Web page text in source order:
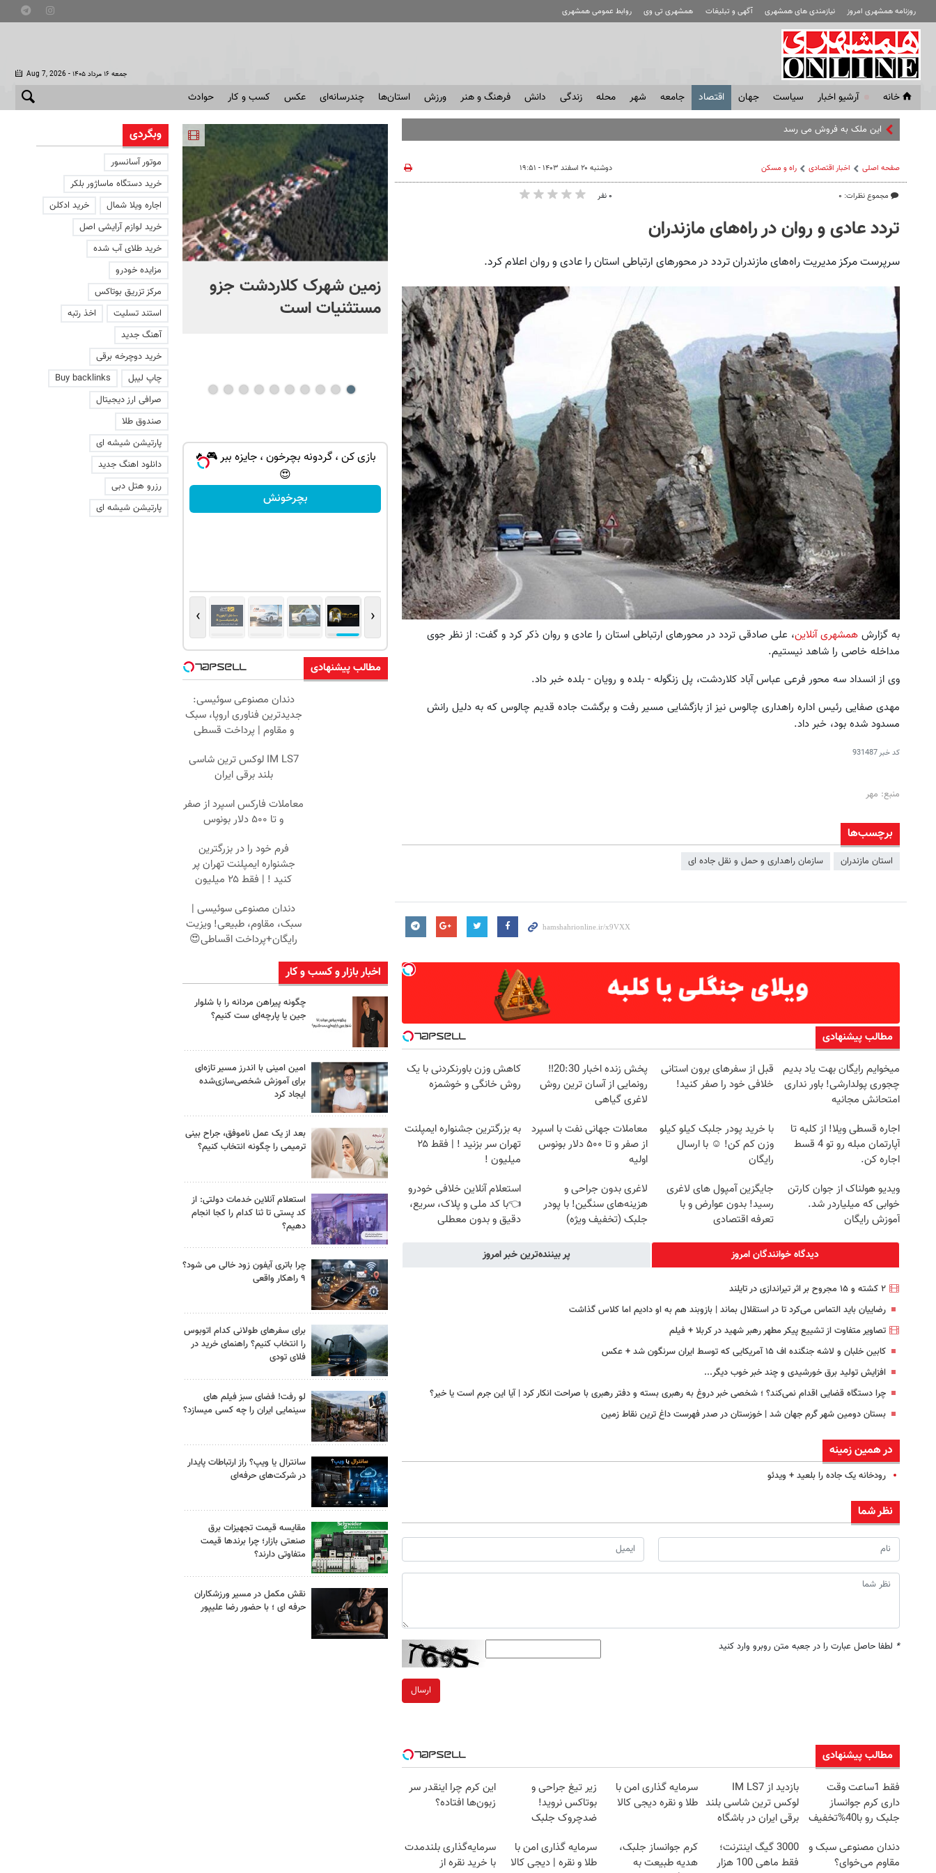
روزنامه همشهری امروز نیازمندی های همشهری آگهی و تبلیغات همشهری تی وی روابط عمومی همشهری
Aug 7, 2026 - جمعه ۱۶ مرداد ۱۴۰۵
خانه آرشیو اخبار سياست جهان اقتصاد جامعه شهر محله زندگی دانش فرهنگ و هنر ورزش استان‌ها چندرسانه‌ای عکس کسب و کار حوادث
این ملک به فروش می رسد
صفحه اصلی اخبار اقتصادی راه و مسکن
مجموع نظرات: ۰
دوشنبه ۲۰ اسفند ۱۴۰۳ - ۱۹:۵۱
۰ نفر
تردد عادی و روان در راه‌های مازندران
سرپرست مرکز مدیریت راه‌های مازندران تردد در محورهای ارتباطی استان را عادی و روان اعلام کرد.
به گزارش همشهری آنلاین، علی صادقی تردد در محورهای ارتباطی استان را عادی و روان ذکر کرد و گفت: از نظر جوی
مداخله خاصی را شاهد نیستیم.
وی از انسداد سه محور فرعی عباس آباد کلاردشت، پل زنگوله - بلده و رویان - بلده خبر داد.
مهدی صفایی رئیس اداره راهداری چالوس نیز از بازگشایی مسیر رفت و برگشت جاده قدیم چالوس که به دلیل رانش
مسدود شده بود، خبر داد.
کد خبر931487
منبع: مهر
برچسب‌ها
استان مازندران سازمان راهداری و حمل و نقل جاده ای
مطالب پیشنهادی
میخوایم رایگان بهت یاد بدیم
چجوری پولدارشی! باور نداری
امتحانش مجانیه
قبل از سفرهای برون استانی
خلافی خود را صفر کنید!
پخش زنده اخبار 20:30‼️
رونمایی از آسان ترین روش
لاغری گیاهی
کاهش وزن باورنکردنی با یک
روش خانگی و خوشمزه
اجاره‌ قسطی ویلا! از کلبه تا
آپارتمان مبله رو تو 4 قسط
اجاره کن.
با خرید پودر جلبک کیلو کیلو
وزن کم کن! ☺ با ارسال
رایگان
معاملات جهانی نفت با اسپرد
از صفر و تا ۵۰۰ دلار بونوس
اولیه
به بزرگترین جشنواره ایمپلنت
تهران سر بزنید ! | فقط ۲۵
میلیون !
ویدیو هولناک از جوان کارتن
خوابی که میلیاردر شد.
آموزش رایگان
جایگزین آمپول های لاغری
رسید! بدون عوارض و با
تعرفه اقتصادی
لاغری بدون جراحی و
هزینه‌های سنگین! با پودر
جلبک (تخفیف ویژه)
استعلام آنلاین خلافی خودرو
👈با کد ملی و پلاک، سریع،
دقیق و بدون معطلی
دیدگاه خوانندگان امروز پر بیننده‌ترین خبر امروز
۲ کشته و ۱۵ مجروح بر اثر تیراندازی در تایلند
رضاییان باید التماس می‌کرد تا در استقلال بماند | بازوبند هم به او دادیم اما کلاس گذاشت
تصاویر متفاوت از تشییع پیکر مطهر رهبر شهید در کربلا + فیلم
کابین خلبان و لاشه جنگنده اف ۱۵ آمریکایی که توسط ایران سرنگون شد + عکس
افزایش تولید برق خورشیدی و چند خبر خوب دیگر...
چرا دستگاه قضایی اقدام نمی‌کند؟ ؛ شخصی خبر دروغ به رهبری بسته و دفتر رهبری با صراحت انکار کرد | آیا این جرم است یا خیر؟
بستان دومین شهر گرم جهان شد | خوزستان در صدر فهرست داغ‌ ترین نقاط زمین
در همین زمینه
رودخانه یک جاده را بلعید + ویدئو
نظر شما
* لطفا حاصل عبارت را در جعبه متن روبرو وارد کنید
ارسال
مطالب پیشنهادی
فقط 1ساعت وقت
داری کرم جوانساز
جلبک رو با40%تخفیف
بازدید از IM LS7
لوکس ترین شاسی بلند
برقی ایران در باشگاه
سرمایه گذاری امن با
طلا و نقره دیجی کالا
زیر تیغ جراحی و
بوتاکس نروید!
ضدچروک جلبک
این کرم چرا اینقدر سر
زبون‌ها افتاده؟
دندان مصنوعی سبک و
مقاوم می‌خوای؟
3000 گیگ اینترنت؛
فقط ماهی 100 هزار
کرم جوانساز جلبک،
هدیه طبیعت به
سرمایه گذاری امن با
طلا و نقره | دیجی کالا
سرمایه‌گذاری بلندمدت
با خرید نقره از
۷۵ هزار خودرو خارجی در راه
بازار؛ آیا قیمت خودرو
می‌شکند؟ + فیلم
زمین شهرک کلاردشت جزو
مستثنیات است
این ملک به فروش می
PS5 و آیفون17 از گردونه شانس جایزه بگیر
🎁
بچرخونش
بازدید از IM LS7 لوکس ترین شاسی بلند
برقی ایران در باشگاه انقلاب
ثبت درخواست
IM LS7 لوکس ترین شاسی بلند برقی ایران
ثبت درخواست
بازی کن ، گردونه بچرخون ، جایزه ببر 🎮🔥
😍
بچرخونش
‹
›
مطالب پیشنهادی
دندان مصنوعی سوئیسی:
جدیدترین فناوری اروپا، سبک
و مقاوم | پرداخت قسطی
IM LS7 لوکس ترین شاسی
بلند برقی ایران
معاملات فارکس اسپرد از صفر
و تا ۵۰۰ دلار بونوس
فرم خود را در بزرگترین
جشنواره ایمپلنت تهران پر
کنید ! | فقط ۲۵ میلیون
دندان مصنوعی سوئیسی |
سبک، مقاوم، طبیعی! ویزیت
رایگان+پرداخت اقساطی😍
اخبار بازار و کسب و کار
چگونه پیراهن مردانه را با شلوار
جین یا پارچه‌ای ست کنیم؟
امین امینی با اندرز مسیر تازه‌ای
برای آموزش شخصی‌سازی‌شده
ایجاد کرد
بعد از یک عمل ناموفق، جراح بینی
ترمیمی را چگونه انتخاب کنیم؟
استعلام آنلاین خدمات دولتی: از
کد پستی تا ثنا کدام را کجا انجام
دهیم؟
چرا باتری آیفون زود خالی می شود؟
۹ راهکار واقعی
برای سفرهای طولانی کدام اتوبوس
را انتخاب کنیم؟ راهنمای خرید در
فلای تودی
لو رفت! فضای سبز فیلم های
سینمایی ایران را چه کسی میسازد؟
سانترال یا ویپ؟ راز ارتباطات پایدار
در شرکت‌های حرفه‌ای
مقایسه قیمت تجهیزات برق
صنعتی بازار؛ چرا برندها قیمت
متفاوتی دارند؟
نقش مکمل در مسیر ورزشکاران
حرفه ای ؛ با حضور رضا علیپور
وبگردی
موتور آسانسور
خرید دستگاه ماساژور بلکر
اجاره ویلا شمال
خرید ادکلن
خرید لوازم آرایشی اصل
خرید طلای آب شده
مزایده خودرو
مرکز تزریق بوتاکس
استند تسلیت
اخذ رتبه
آهنگ جدید
خرید دوچرخه برقی
چاپ لیبل
Buy backlinks
صرافی ارز دیجیتال
صندوق طلا
پارتیشن شیشه ای
دانلود اهنگ جدید
رزرو هتل دبی
پارتیشن شیشه ای